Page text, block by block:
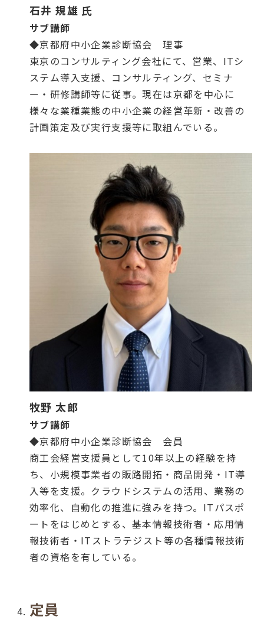
石井 規雄 氏
サブ講師
◆京都府中小企業診断協会 理事
東京のコンサルティング会社にて、営業、ITシ
ステム導入支援、コンサルティング、セミナ
ー・研修講師等に従事。現在は京都を中心に
様々な業種業態の中小企業の経営革新・改善の
計画策定及び実行支援等に取組んでいる。
牧野 太郎
サブ講師
◆京都府中小企業診断協会 会員
商工会経営支援員として10年以上の経験を持
ち、小規模事業者の販路開拓・商品開発・IT導
入等を支援。クラウドシステムの活用、業務の
効率化、自動化の推進に強みを持つ。ITパスポ
ートをはじめとする、基本情報技術者・応用情
報技術者・ITストラテジスト等の各種情報技術
者の資格を有している。
定員